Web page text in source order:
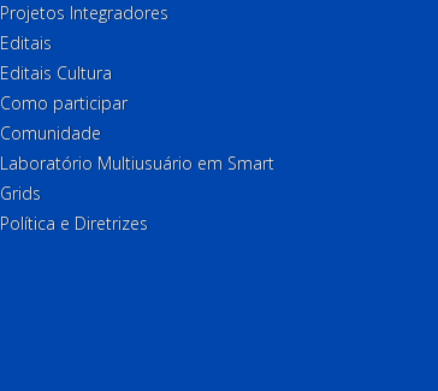
Projetos Integradores
Editais
Editais Cultura
Como participar
Comunidade
Laboratório Multiusuário em Smart
Grids
Política e Diretrizes